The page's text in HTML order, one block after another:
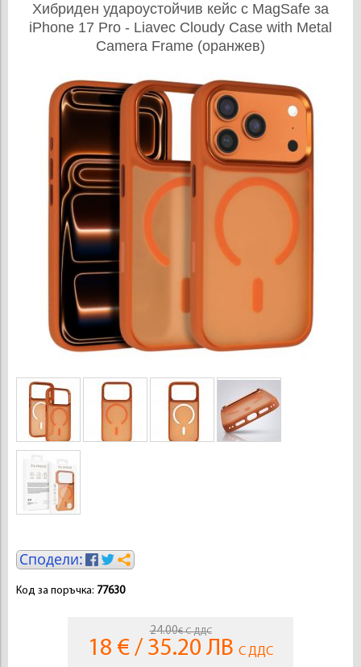
Хибриден удароустойчив кейс с MagSafe за
iPhone 17 Pro - Liavec Cloudy Case with Metal
Camera Frame (оранжев)
Код за поръчка: 77630
24.00€ С ДДС
18 € / 35.20 ЛВ С ДДС